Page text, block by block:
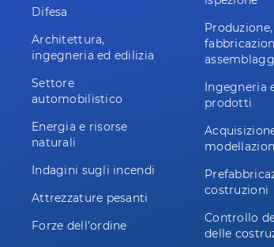
Difesa
Architettura,
ingegneria ed edilizia
Settore
automobilistico
Energia e risorse
naturali
Indagini sugli incendi
Attrezzature pesanti
Forze dell'ordine
Produzione,
Ingegneria
prodotti
costruzioni
Controllo
delle